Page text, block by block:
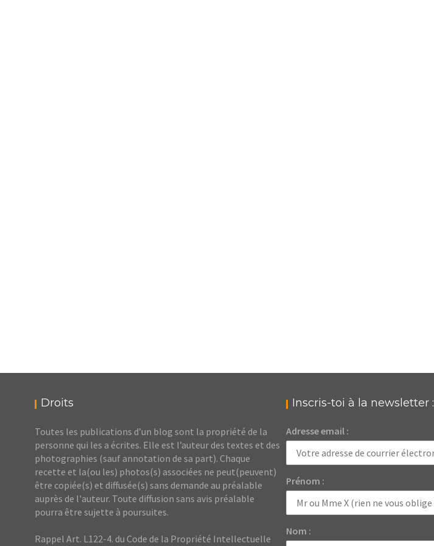
Droits
Toutes les publications d’un blog sont la propriété de la
personne qui les a écrites. Elle est l’auteur des textes et des
photographies (sauf annotation de sa part). Chaque
recette et la(ou les) photos(s) associées ne peut(peuvent)
être copiée(s) et diffusée(s) sans demande au préalable
auprès de l'auteur. Toute diffusion sans avis préalable
pourra être sujette à poursuites.
Rappel Art. L122-4. du Code de la Propriété Intellectuelle
Inscris-toi à la newsletter :
Adresse email :
Prénom :
Nom :